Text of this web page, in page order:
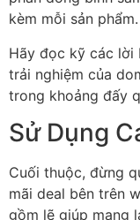
kèm mỗi sản phẩm.
Hãy đọc kỹ các lời
trải nghiệm của
trong khoảng đấy
Sử Dụng
Cuối thuộc, đừng
mãi deal bên trên
gồm lẽ giúp mang